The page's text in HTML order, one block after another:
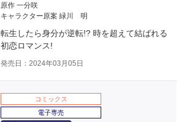
原作 一分咲
キャラクター原案 緑川 明
転生したら身分が逆転!? 時を超えて結ばれる
初恋ロマンス!
発売日：2024年03月05日
コミックス
電子専売